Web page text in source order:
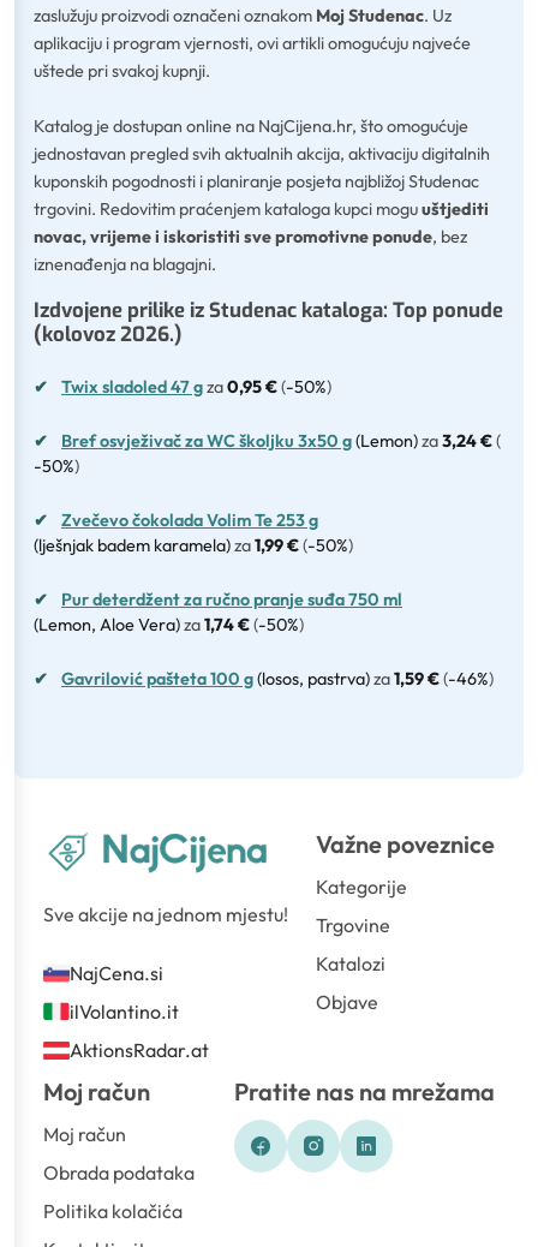
zaslužuju proizvodi označeni oznakom Moj Studenac. Uz
aplikaciju i program vjernosti, ovi artikli omogućuju najveće
uštede pri svakoj kupnji.
Katalog je dostupan online na NajCijena.hr, što omogućuje
jednostavan pregled svih aktualnih akcija, aktivaciju digitalnih
kuponskih pogodnosti i planiranje posjeta najbližoj Studenac
trgovini. Redovitim praćenjem kataloga kupci moguuštjediti
novac, vrijeme i iskoristiti sve promotivne ponude, bez
iznenađenja na blagajni.
Izdvojene prilike iz Studenac kataloga: Top ponude
(kolovoz 2026.)
✔ Twix sladoled 47 gza0,95 €(-50%)
✔ Bref osvježivač za WC školjku 3x50 g(Lemon)za3,24 €(
-50%)
✔
Zvečevo čokolada Volim Te 253 g
(lješnjak badem karamela)za1,99 €(-50%)
✔
Pur deterdžent za ručno pranje suđa 750 ml
(Lemon, Aloe Vera)za1,74 €(-50%)
✔ Gavrilović pašteta 100 g(losos, pastrva)za1,59 €(-46%)
Sve akcije na jednom mjestu!
NajCena.si
ilVolantino.it
AktionsRadar.at
Važne poveznice
Kategorije
Trgovine
Katalozi
Objave
Moj račun
Moj račun
Obrada podataka
Politika kolačića
Pratite nas na mrežama